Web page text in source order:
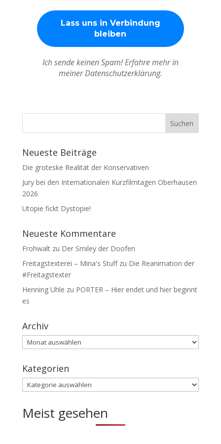
Ich sende keinen Spam! Erfahre mehr in
meiner Datenschutzerklärung.
Neueste Beiträge
Die groteske Realität der Konservativen
Jury bei den Internationalen Kurzfilmtagen Oberhausen
2026
Utopie fickt Dystopie!
Neueste Kommentare
Frohwaltzu Der Smiley der Doofen
Freitagstexterei – Mina's Stuffzu Die Reanimation der
#Freitagstexter
Henning Uhle zu PORTER – Hier endet und hier beginnt
es
Archiv
Archiv
Kategorien
Kategorien
Meist gesehen